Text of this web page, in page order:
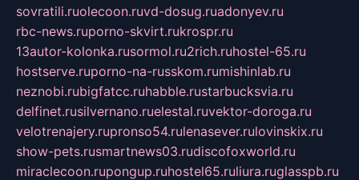
sovratili.ruolecoon.ruvd-dosug.ruadonyev.ru
rbc-news.ruporno-skvirt.rukrospr.ru
13autor-kolonka.rusormol.ru2rich.ruhostel-65.ru
hostserve.ruporno-na-russkom.rumishinlab.ru
neznobi.rubigfatcc.ruhabble.rustarbucksvia.ru
delfinet.rusilvernano.ruelestal.ruvektor-doroga.ru
velotrenajery.rupronso54.rulenasever.rulovinskix.ru
show-pets.rusmartnews03.rudiscofoxworld.ru
miraclecoon.rupongup.ruhostel65.ruliura.ruglasspb.ru